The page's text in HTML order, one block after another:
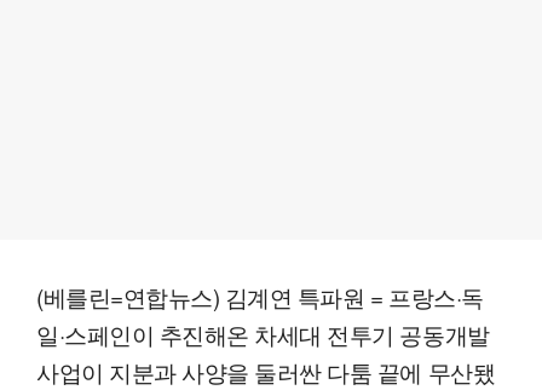
(베를린=연합뉴스) 김계연 특파원 = 프랑스·독
일·스페인이 추진해온 차세대 전투기 공동개발
사업이 지분과 사양을 둘러싼 다툼 끝에 무산됐